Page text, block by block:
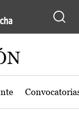
Castilla-La